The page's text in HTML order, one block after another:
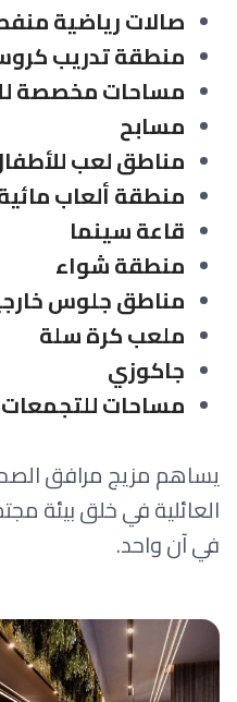
صالات رياضية
منطقة تدريب
مساحات مخصصة
مسابح
مناطق لعب
منطقة ألعاب
قاعة سينما
منطقة شواء
مناطق جلوس
ملعب كرة سلة
جاكوزي
مساحات للتجمعات
يساهم مزيج مرافق
العائلية في خلق بيئة
في آن واحد.